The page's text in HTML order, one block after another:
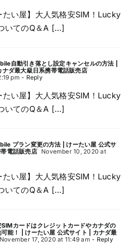
い屋】大人気格安SIM！Lucky
いてのQ＆A […]
自動引き落とし設定キャンセルの方法 |
ダ最大級日系携帯電話販売店
pm - Reply
い屋】大人気格安SIM！Lucky
いてのQ＆A […]
プラン変更の方法 | けーたい屋 公式サ
電話販売店
November 10, 2020 at
い屋】大人気格安SIM！Lucky
いてのQ＆A […]
SIMカードはクレジットカードやカナダの
能！ | けーたい屋 公式サイト | カナダ最
November 17, 2020 at 11:49 am - Reply